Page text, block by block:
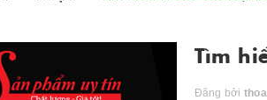
Tìm
Đăng bởi